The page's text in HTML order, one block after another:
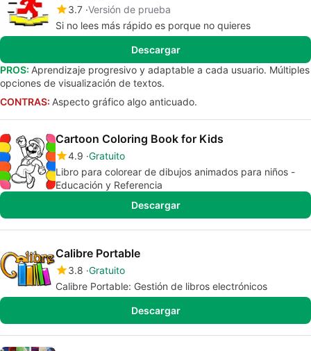
3.7 Versión de prueba
Si no lees más rápido es porque no quieres
Descargar
PROS: Aprendizaje progresivo y adaptable a cada usuario. Múltiples
opciones de visualización de textos.
CONTRAS: Aspecto gráfico algo anticuado.
Cartoon Coloring Book for Kids
4.9 Gratuito
Libro para colorear de dibujos animados para niños -
Educación y Referencia
Descargar
Calibre Portable
3.8 Gratuito
Calibre Portable: Gestión de libros electrónicos
Descargar